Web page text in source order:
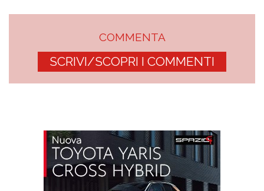
COMMENTA
SCRIVI/SCOPRI I COMMENTI